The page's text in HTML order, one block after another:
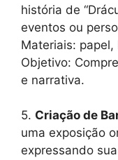
história de
eventos ou
Materiais: papel,
Objetivo:
e narrativa.
5. Criação de
uma exposição
expressando